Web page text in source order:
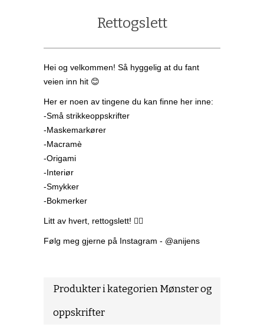
Rettogslett
Hei og velkommen! Så hyggelig at du fant
veien inn hit 😊
Her er noen av tingene du kan finne her inne:
-Små strikkeoppskrifter
-Maskemarkører
-Macramè
-Origami
-Interiør
-Smykker
-Bokmerker
Litt av hvert, rettogslett! ✌🏻
Følg meg gjerne på Instagram - @anijens
Produkter i kategorien Mønster og
oppskrifter